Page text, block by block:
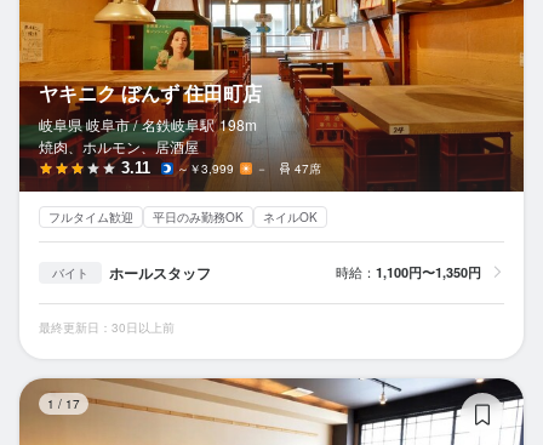
ヤキニク ぼんず 住田町店
岐阜県 岐阜市 / 名鉄岐阜駅 198m
焼肉、ホルモン、居酒屋
3.11 ～￥3,999 － 47席
フルタイム歓迎 平日のみ勤務OK ネイルOK
バイト ホールスタッフ 時給： 1,100円〜1,350円
最終更新日：30日以上前
1 / 17